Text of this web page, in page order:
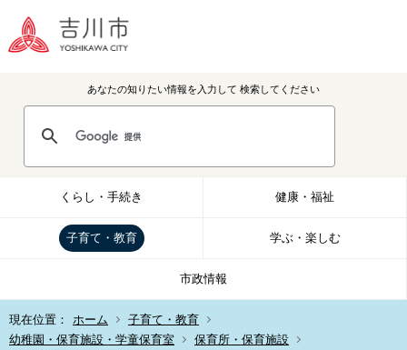
あなたの知りたい情報を入力して 検索してください
くらし・手続き 健康・福祉
子育て・教育 学ぶ・楽しむ
市政情報
現在位置： ホーム
子育て・教育
幼稚園・保育施設・学童保育室
保育所・保育施設